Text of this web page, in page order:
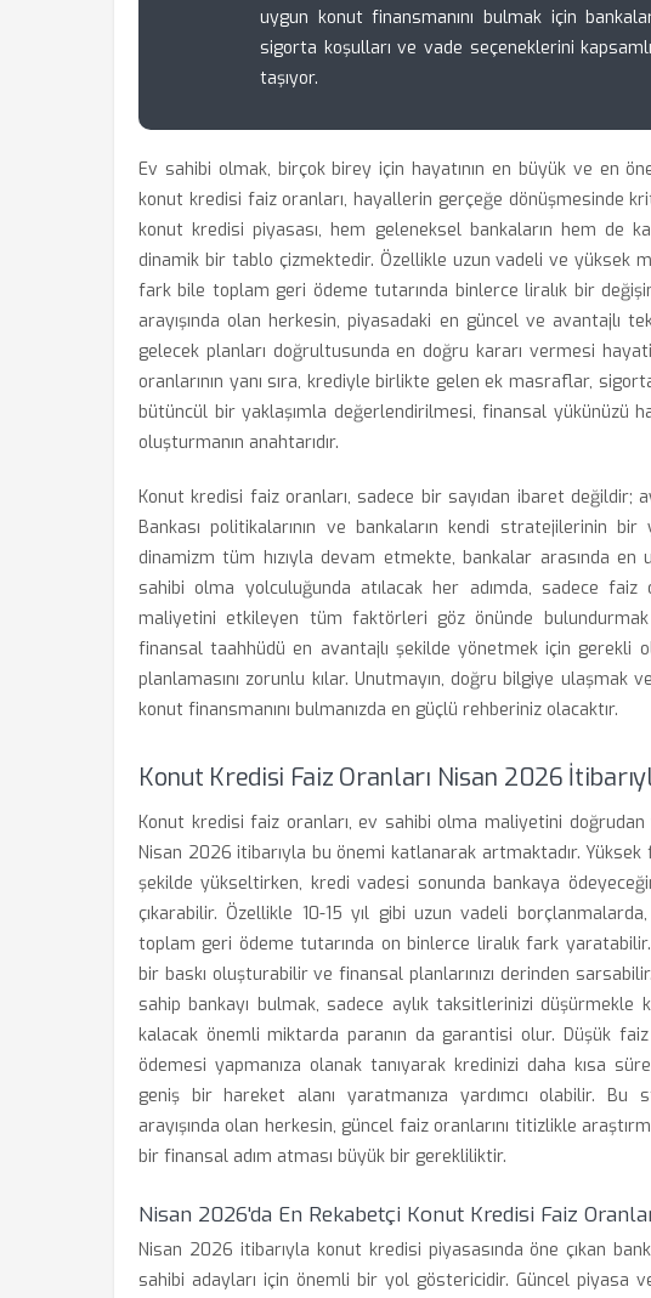
uygun konut finansmanını bulmak için
sigorta koşulları ve vade seçeneklerini
taşıyor.
Ev sahibi olmak, birçok birey için hayatının en büyük ve en
konut kredisi faiz oranları, hayallerin gerçeğe dönüşmesinde
konut kredisi piyasası, hem geleneksel bankaların hem de
dinamik bir tablo çizmektedir. Özellikle uzun vadeli ve yüksek
fark bile toplam geri ödeme tutarında binlerce liralık bir
arayışında olan herkesin, piyasadaki en güncel ve avantajlı
gelecek planları doğrultusunda en doğru kararı vermesi
oranlarının yanı sıra, krediyle birlikte gelen ek masraflar,
bütüncül bir yaklaşımla değerlendirilmesi, finansal yükünüzü
oluşturmanın anahtarıdır.
Konut kredisi faiz oranları, sadece bir sayıdan ibaret değildir;
Bankası politikalarının ve bankaların kendi stratejilerinin
dinamizm tüm hızıyla devam etmekte, bankalar arasında en
sahibi olma yolculuğunda atılacak her adımda, sadece
maliyetini etkileyen tüm faktörleri göz önünde bulundurmak
finansal taahhüdü en avantajlı şekilde yönetmek için gerekli
planlamasını zorunlu kılar. Unutmayın, doğru bilgiye ulaşmak
konut finansmanını bulmanızda en güçlü rehberiniz olacaktır.
Konut Kredisi Faiz Oranları Nisan 2026
Konut kredisi faiz oranları, ev sahibi olma maliyetini
Nisan 2026 itibarıyla bu önemi katlanarak artmaktadır.
şekilde yükseltirken, kredi vadesi sonunda bankaya
çıkarabilir. Özellikle 10-15 yıl gibi uzun vadeli
toplam geri ödeme tutarında on binlerce liralık fark
bir baskı oluşturabilir ve finansal planlarınızı derinden
sahip bankayı bulmak, sadece aylık taksitlerinizi düşürmekle
kalacak önemli miktarda paranın da garantisi olur. Düşük
ödemesi yapmanıza olanak tanıyarak kredinizi daha kısa
geniş bir hareket alanı yaratmanıza yardımcı olabilir. Bu
arayışında olan herkesin, güncel faiz oranlarını titizlikle
bir finansal adım atması büyük bir gerekliliktir.
Nisan 2026'da En Rekabetçi Konut Kredisi Faiz
Nisan 2026 itibarıyla konut kredisi piyasasında öne çıkan
sahibi adayları için önemli bir yol göstericidir. Güncel piyasa